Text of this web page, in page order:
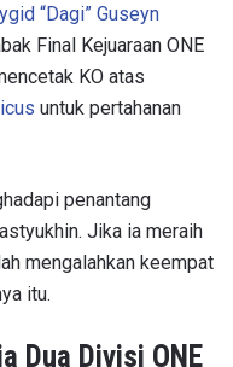
“Dagi” Guseyn
Final Kejuaraan ONE
KO atas
untuk pertahanan
penantang
Jika ia meraih
mengalahkan keempat
itu.
Dua Divisi ONE